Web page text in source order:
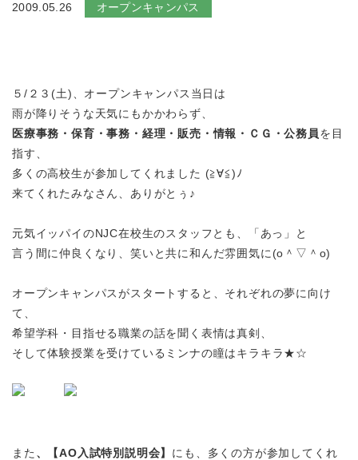
2009.05.26 オープンキャンパス
５/２３(土)、オープンキャンパス当日は
雨が降りそうな天気にもかかわらず、
医療事務・保育・事務・経理・販売・情報・ＣＧ・公務員を目
指す、
多くの高校生が参加してくれました (≧∀≦)ﾉ
来てくれたみなさん、ありがとぅ♪
元気イッパイのNJC在校生のスタッフとも、「あっ」と
言う間に仲良くなり、笑いと共に和んだ雰囲気に(o＾▽＾o)
オープンキャンパスがスタートすると、それぞれの夢に向け
て、
希望学科・目指せる職業の話を聞く表情は真剣、
そして体験授業を受けているミンナの瞳はキラキラ★☆
また 、【AO入試特別説明会】 にも、多くの方が参加してくれ